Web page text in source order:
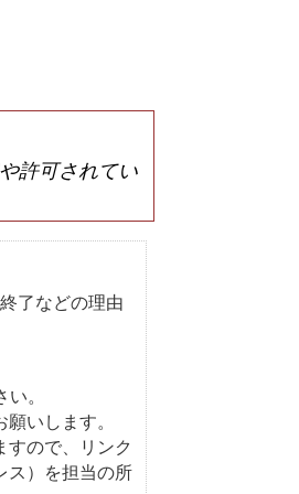
許可されてい
了などの理由
。
いします。
すので、リンク
ス）を担当の所